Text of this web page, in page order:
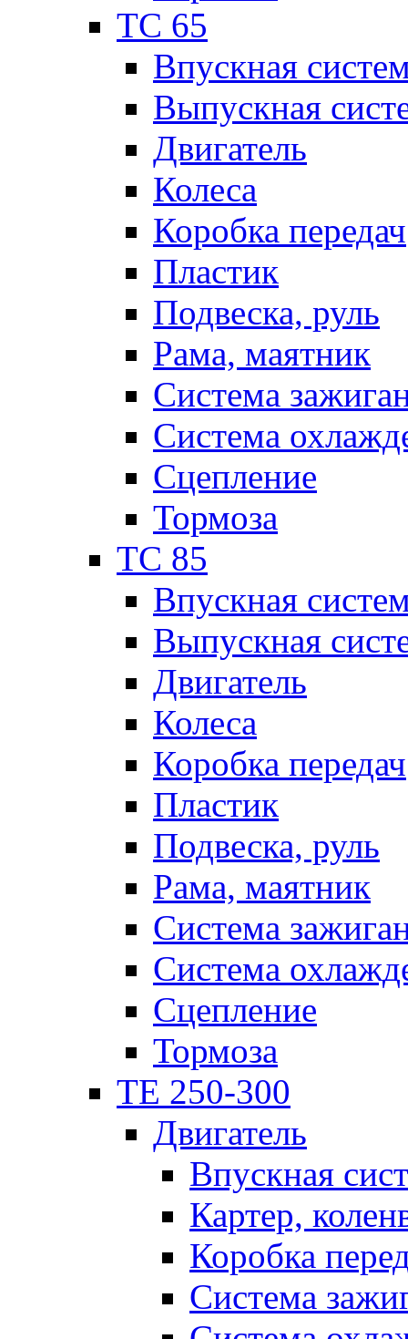
TC 65
Впускная
Выпускная
Двигатель
Колеса
Коробка передач
Пластик
Подвеска, руль
Рама, маятник
Система
Система
Сцепление
Тормоза
TC 85
Впускная
Выпускная
Двигатель
Колеса
Коробка передач
Пластик
Подвеска, руль
Рама, маятник
Система
Система
Сцепление
Тормоза
TE 250-300
Двигатель
Впускная
Картер,
Коробка
Система